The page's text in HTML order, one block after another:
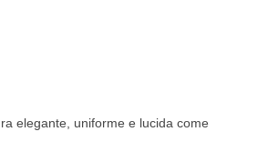
elegante, uniforme e lucida come